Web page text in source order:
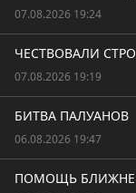
07.08.2026 19:24
ЧЕСТВОВАЛИ
07.08.2026 19:19
БИТВА ПАЛУАНОВ
06.08.2026 19:47
ПОМОЩЬ